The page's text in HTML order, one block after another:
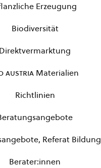
Erzeugung
Biodiversität
Direktvermarktung
austriaMaterialien
Richtlinien
Referat Bildung
Berater:innen